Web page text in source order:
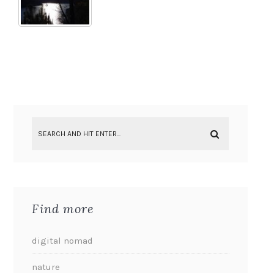
Find more
digital nomad
nature